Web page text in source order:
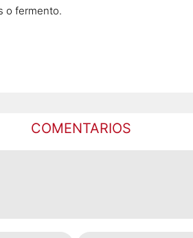
o fermento.
COMENTARIOS